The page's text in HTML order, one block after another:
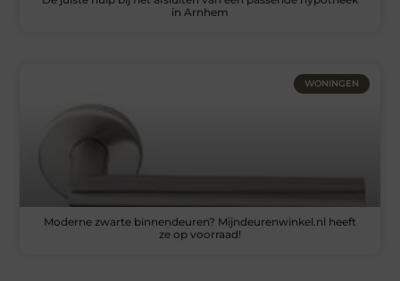
in Arnhem
WONINGEN
Moderne zwarte binnendeuren? Mijndeurenwinkel.nl heeft
ze op voorraad!